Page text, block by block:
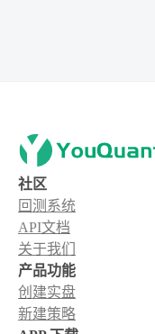
社区
回测系统
API文档
关于我们
产品功能
创建实盘
新建策略